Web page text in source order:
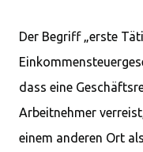
Der Begriff „erste
dass eine
Arbeitnehmer
einem anderen Ort